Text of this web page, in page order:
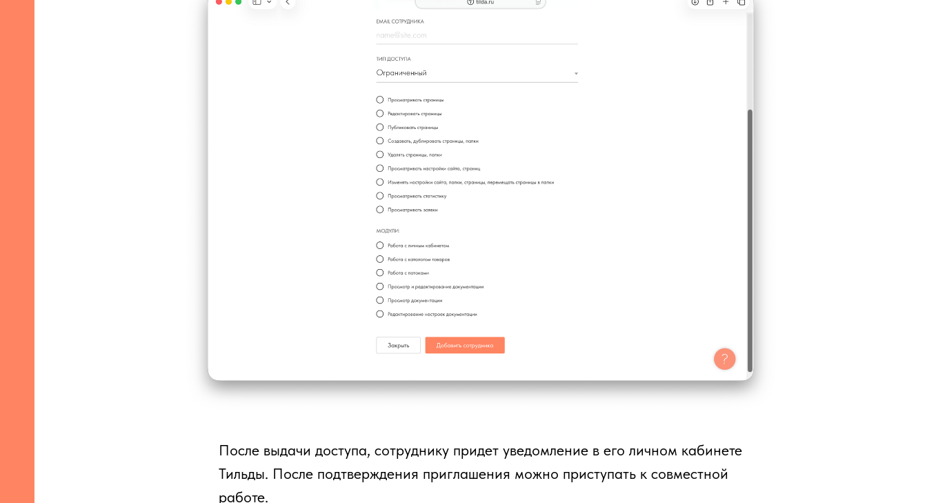
После выдачи доступа, сотруднику придет уведомление в его личном кабинете
Тильды. После подтверждения приглашения можно приступать к совместной
работе.